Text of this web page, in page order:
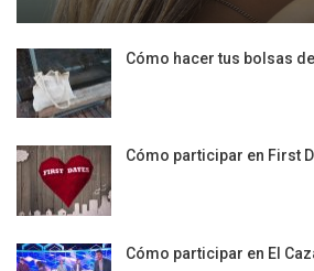
Cómo hacer tus bolsas
Cómo participar en First
Cómo participar en El